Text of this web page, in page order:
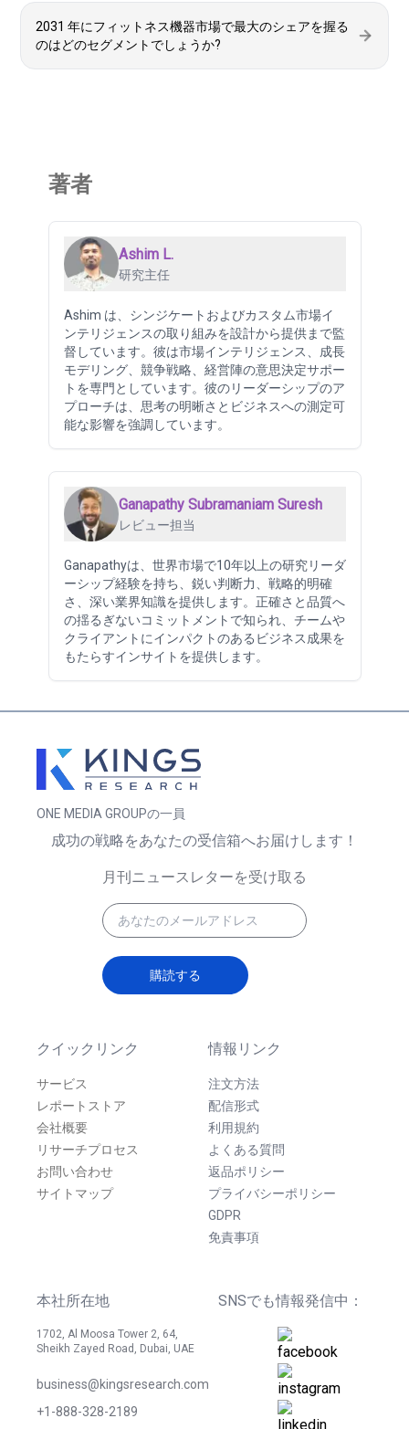
2031 年にフィットネス機器市場で最大のシェアを握る
のはどのセグメントでしょうか?
著者
Ashim L.
研究主任
Ashim は、シンジケートおよびカスタム市場イ
ンテリジェンスの取り組みを設計から提供まで監
督しています。彼は市場インテリジェンス、成長
モデリング、競争戦略、経営陣の意思決定サポー
トを専門としています。彼のリーダーシップのア
プローチは、思考の明晰さとビジネスへの測定可
能な影響を強調しています。
Ganapathy Subramaniam Suresh
レビュー担当
Ganapathyは、世界市場で10年以上の研究リーダ
ーシップ経験を持ち、鋭い判断力、戦略的明確
さ、深い業界知識を提供します。正確さと品質へ
の揺るぎないコミットメントで知られ、チームや
クライアントにインパクトのあるビジネス成果を
もたらすインサイトを提供します。
ONE MEDIA GROUPの一員
クイックリンク
サービス
レポートストア
会社概要
リサーチプロセス
お問い合わせ
サイトマップ
情報リンク
注文方法
配信形式
利用規約
よくある質問
返品ポリシー
プライバシーポリシー
GDPR
免責事項
本社所在地
1702, Al Moosa Tower 2, 64,
Sheikh Zayed Road, Dubai, UAE
business@kingsresearch.com
+1-888-328-2189
SNSでも情報発信中：
成功の戦略をあなたの受信箱へお届けします！
月刊ニュースレターを受け取る
購読する